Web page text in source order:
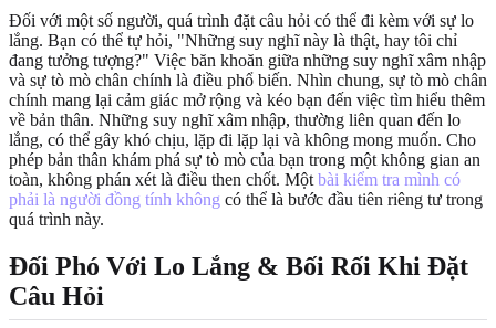
Đối với một số người, quá trình đặt câu hỏi có thể đi kèm với sự lo
lắng. Bạn có thể tự hỏi, "Những suy nghĩ này là thật, hay tôi chỉ
đang tưởng tượng?" Việc băn khoăn giữa những suy nghĩ xâm nhập
và sự tò mò chân chính là điều phổ biến. Nhìn chung, sự tò mò chân
chính mang lại cảm giác mở rộng và kéo bạn đến việc tìm hiểu thêm
về bản thân. Những suy nghĩ xâm nhập, thường liên quan đến lo
lắng, có thể gây khó chịu, lặp đi lặp lại và không mong muốn. Cho
phép bản thân khám phá sự tò mò của bạn trong một không gian an
toàn, không phán xét là điều then chốt. Một bài kiểm tra mình có
phải là người đồng tính không có thể là bước đầu tiên riêng tư trong
quá trình này.
Đối Phó Với Lo Lắng & Bối Rối Khi Đặt
Câu Hỏi